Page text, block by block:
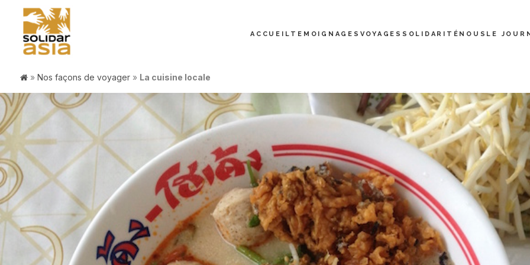
ACCUEIL TEMOIGNAGES VOYAGES SOLIDARITÉ NOUS LE
» Nos façons de voyager» La cuisine locale